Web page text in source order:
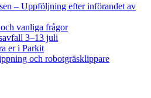
– Uppföljning efter införandet av
vanliga frågor
3–13 juli
er i Parkit
och robotgräsklippare